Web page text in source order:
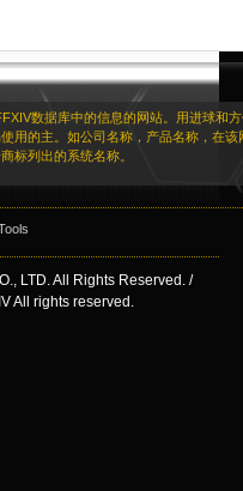
数据库中的信息的网站。用进球和
用的主。如公司名称，产品名称，在该
标列出的系统名称。
LTD. All Rights Reserved. /
All rights reserved.